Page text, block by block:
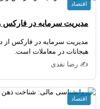
مدیریت سرمایه در فارکس
مدیریت سرمایه در فارکس از
هیجانات در معاملات است.
✍️ رضا نقدی
اقتصاد
اقتصاد